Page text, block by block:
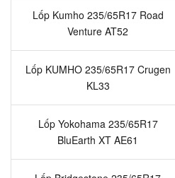
Lốp Kumho 235/65R17 Road
Venture AT52
Lốp KUMHO 235/65R17 Crugen
KL33
Lốp Yokohama 235/65R17
BluEarth XT AE61